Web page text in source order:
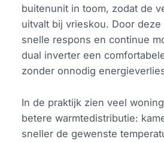
buitenunit in toom, zodat de
uitvalt bij vrieskou. Door deze
snelle respons en continue
dual inverter een
zonder onnodig
In de praktijk zien veel
betere warmtedistributie:
sneller de gewenste